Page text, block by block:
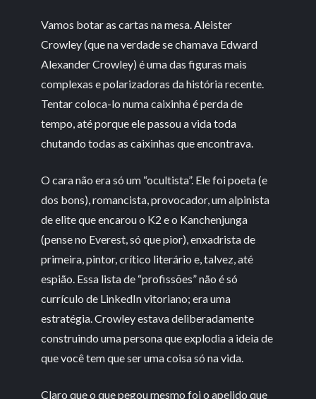
Vamos botar as cartas na mesa. Aleister
Crowley (que na verdade se chamava Edward
Alexander Crowley) é uma das figuras mais
complexas e polarizadoras da história recente.
Tentar coloca-lo numa caixinha é perda de
tempo, até porque ele passou a vida toda
chutando todas as caixinhas que encontrava.
O cara não era só um “ocultista”. Ele foi poeta (e
dos bons), romancista, provocador, um alpinista
de elite que encarou o K2 e o Kanchenjunga
(pense no Everest, só que pior), enxadrista de
primeira, pintor, crítico literário e, talvez, até
espião. Essa lista de “profissões” não é só
currículo de LinkedIn vitoriano; era uma
estratégia. Crowley estava deliberadamente
construindo uma persona que explodia a ideia de
que você tem que ser uma coisa só na vida.
Claro que o que pegou mesmo foi o apelido que